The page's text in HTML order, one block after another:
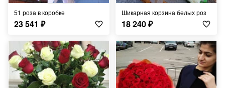
51 роза в коробке
23 541 ₽
Шикарная корзина белых роз
18 240₽